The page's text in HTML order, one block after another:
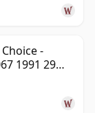
-
1991 29